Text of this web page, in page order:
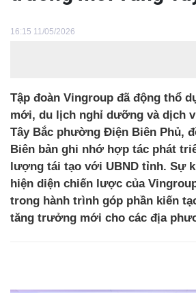
16:15 11/05/2026
Tập đoàn Vingroup đã động thổ
mới, du lịch nghỉ dưỡng và dịch
Tây Bắc phường Điện Biên Phủ,
Biên bản ghi nhớ hợp tác phát
lượng tái tạo với UBND tỉnh. Sự
hiện diện chiến lược của
trong hành trình góp phần kiến
tăng trưởng mới cho các địa